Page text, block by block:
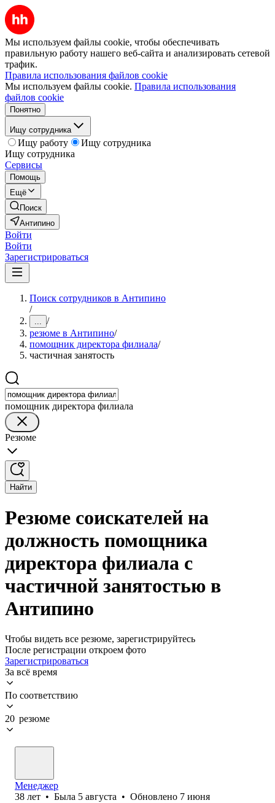
Мы используем файлы cookie, чтобы обеспечивать
правильную работу нашего веб-сайта и анализировать сетевой
трафик.
Правила использования файлов cookie
Мы используем файлы cookie. Правила использования
файлов cookie
Понятно
Ищу сотрудника
Ищу работу
Ищу сотрудника
Ищу сотрудника
Сервисы
Помощь
Ещё
Поиск
Антипино
Войти
Войти
Зарегистрироваться
Поиск сотрудников в Антипино
/
... /
резюме в Антипино/
помощник директора филиала/
частичная занятость
помощник директора филиала
Резюме
Найти
Резюме соискателей на
должность помощника
директора филиала с
частичной занятостью в
Антипино
Чтобы видеть все резюме, зарегистрируйтесь
После регистрации откроем фото
Зарегистрироваться
За всё время
По соответствию
20 резюме
Менеджер
38 лет • Была 5 августа • Обновлено 7 июня